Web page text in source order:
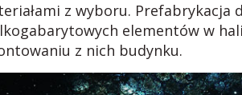
z wyboru.
elementów w
z nich budynku.